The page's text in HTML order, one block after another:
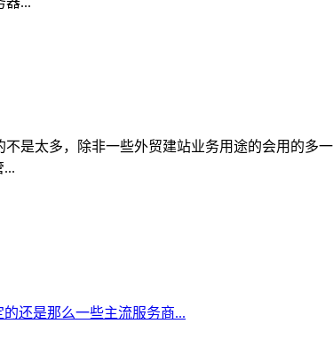
是太多，除非一些外贸建站业务用途的会用的多
...
还是那么一些主流服务商...